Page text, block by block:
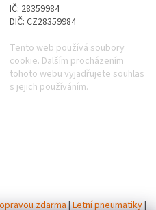
IČ: 28359984
DIČ: CZ28359984
Tento web používá soubory
cookie. Dalším procházením
tohoto webu vyjadřujete souhlas
s jejich používáním.
zdarma|Letní pneumatiky|